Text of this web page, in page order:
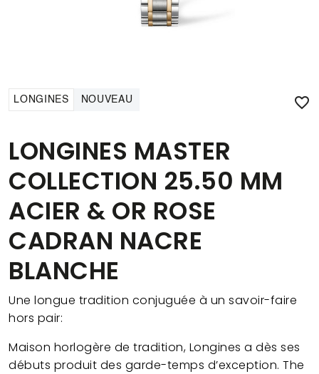
LONGINES NOUVEAU 
LONGINES MASTER
COLLECTION 25.50 MM
ACIER & OR ROSE
CADRAN NACRE
BLANCHE
Une longue tradition conjuguée à un savoir-faire
hors pair:
Maison horlogère de tradition, Longines a dès ses
débuts produit des garde-temps d’exception. The